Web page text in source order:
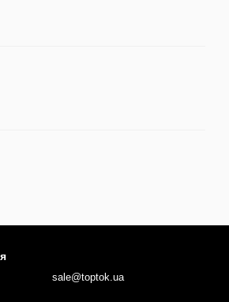
sale@toptok.ua